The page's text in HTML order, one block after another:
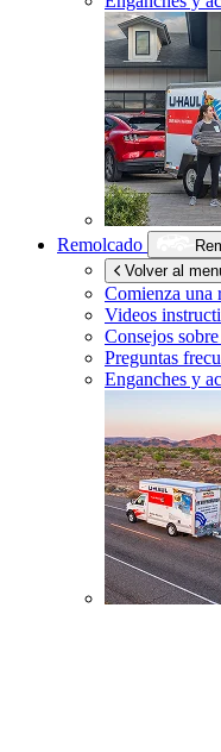
Remolcado
Volver al
Comienza una
Videos
Consejos
Preguntas
Enganches y